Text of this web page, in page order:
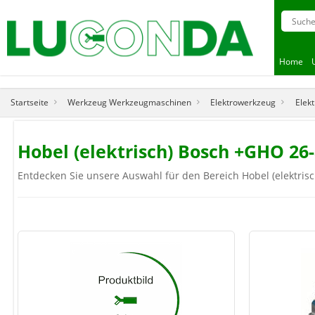
Home
Startseite Werkzeug Werkzeugmaschinen Elektrowerkzeug
Hobel (elektrisch) Bosch +GHO
Entdecken Sie unsere Auswahl für den Bereich Hobel